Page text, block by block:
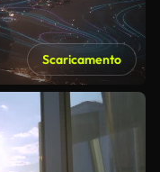
Scaricamento